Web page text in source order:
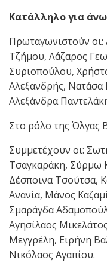
Κατάλληλο για
Πρωταγωνιστούν
Τζήμου, Λάζαρος
Συριοπούλου,
Αλεξανδρής, Νατάσα
Αλεξάνδρα
Στο ρόλο της Όλγας
Συμμετέχουν οι:
Τσαγκαράκη, Σύρμω
Δέσποινα Τσούτσα,
Ανανία, Μάνος
Σμαράγδα
Αγησίλαος
Μεγγρέλη, Ειρήνη
Νικόλαος Αγαπίου.